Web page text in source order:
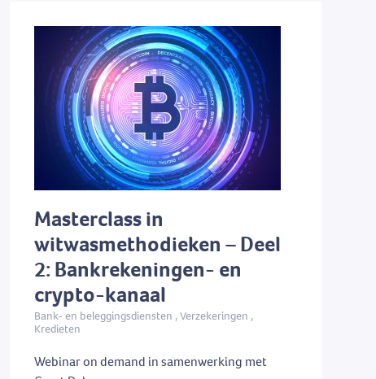
Masterclass in
witwasmethodieken – Deel
2: Bankrekeningen- en
crypto-kanaal
Bank- en beleggingsdiensten , Verzekeringen ,
Kredieten
Webinar on demand in samenwerking met